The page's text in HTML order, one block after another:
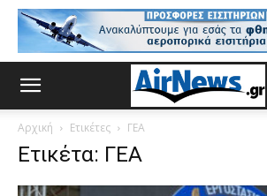
Αρχική Ετικέτες ΓΕΑ
Ετικέτα: ΓΕΑ